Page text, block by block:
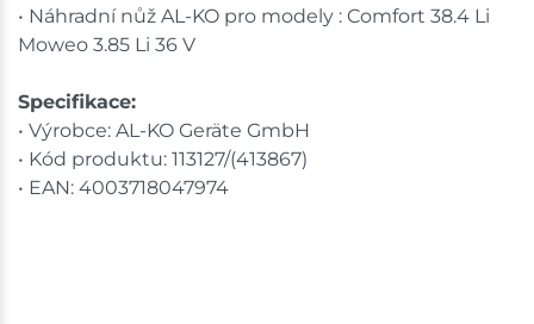
• Náhradní nůž AL-KO pro modely : Comfort 38.4 Li
Moweo 3.85 Li 36 V
Specifikace:
• Výrobce: AL-KO Geräte GmbH
• Kód produktu: 113127/(413867)
• EAN: 4003718047974